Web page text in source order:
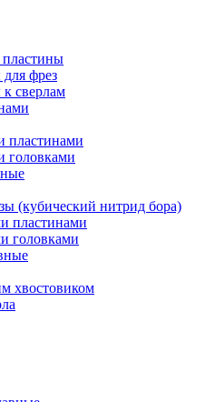
фрез
сверлам
пластинами
головками
(кубический нитрид бора)
пластинами
головками
хвостовиком